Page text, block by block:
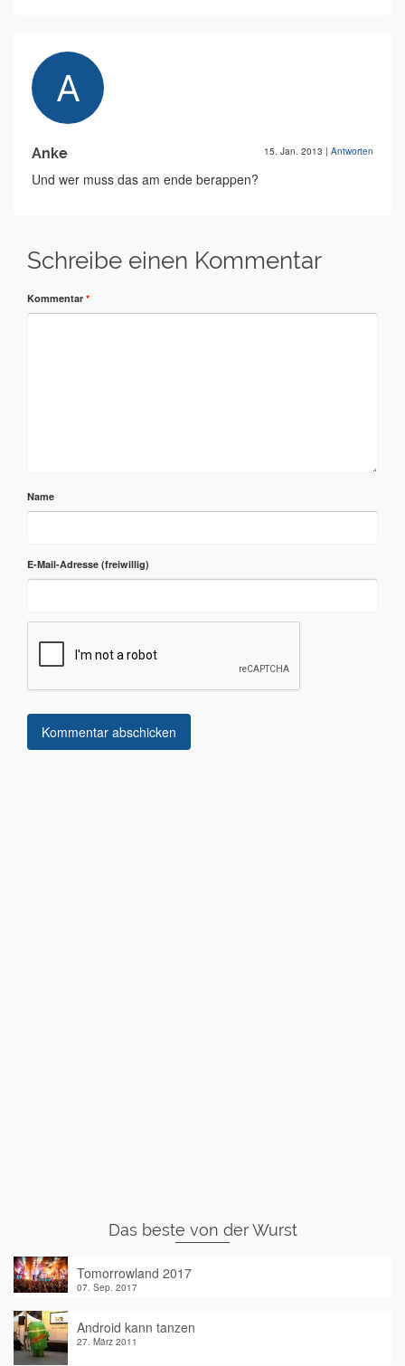
Anke 15. Jan. 2013 | Antworten
Und wer muss das am ende berappen?
Schreibe einen Kommentar
Kommentar *
Name
E-Mail-Adresse
Das beste von der Wurst
Tomorrowland 2017
07. Sep. 2017
Android kann tanzen
27. März 2011